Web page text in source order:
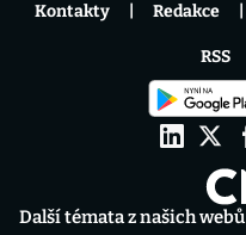
Další témata z našich webů
Kontakty Redakce
RSS